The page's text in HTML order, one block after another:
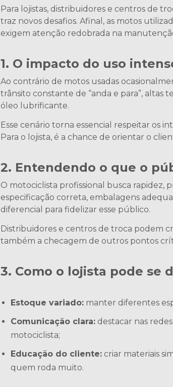
Para lojistas, distribuidores e centros de
traz novos desafios. Afinal, as motos
exigem atenção redobrada na
1. O impacto do uso
Ao contrário de motos usadas
trânsito constante de “anda e para”, altas
óleo lubrificante.
Esse cenário torna essencial respeitar os
Para o lojista, é a chance de orientar o
2. Entendendo o que o
O motociclista profissional busca rapidez,
especificação correta, embalagens
diferencial para fidelizar esse público.
Distribuidores e centros de troca podem
também a checagem de outros pontos
3. Como o lojista pode se
Estoque variado:manter diferentes
Comunicação clara:destacar nas
motociclista;
Educação do cliente:criar materiais
quem roda muito.